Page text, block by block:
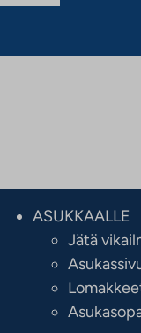
ASUKKAALLE
Jätä